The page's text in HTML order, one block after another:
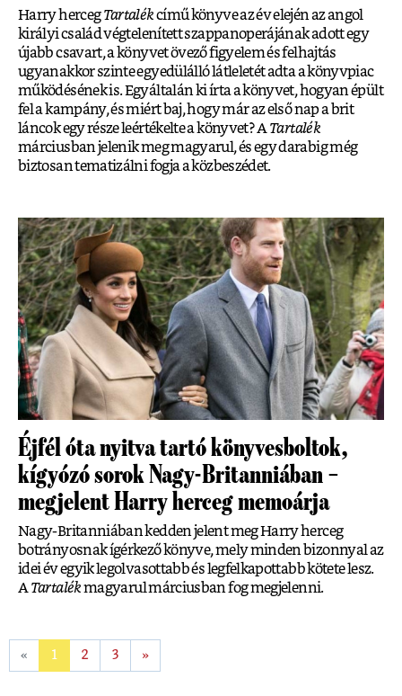
Harry hercegTartalékcímű könyve az év elején az angol
királyi család végtelenített szappanoperájának adott egy
újabb csavart, a könyvet övező figyelem és felhajtás
ugyanakkor szinte egyedülálló látleletét adta a könyvpiac
működésének is. Egyáltalán ki írta a könyvet, hogyan épült
fel a kampány, és miért baj, hogy már az első nap a brit
láncok egy része leértékelte a könyvet? A Tartalék
márciusban jelenik meg magyarul, és egy darabig még
biztosan tematizálni fogja a közbeszédet.
Éjfél óta nyitva tartó könyvesboltok,
kígyózó sorok Nagy-Britanniában –
megjelent Harry herceg memoárja
Nagy-Britanniában kedden jelent meg Harry herceg
botrányosnak ígérkező könyve, mely minden bizonnyal az
idei év egyik legolvasottabb és legfelkapottabb kötete lesz.
A Tartalékmagyarul márciusban fog megjelenni.
« 1 2 3 »